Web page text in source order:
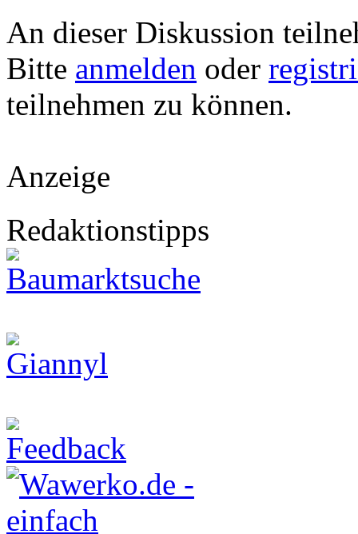
An dieser Diskussion
Bitte anmelden oder
teilnehmen zu können.
Anzeige
Redaktionstipps